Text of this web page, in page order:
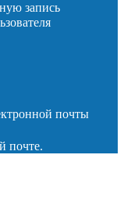
запись
почты
почте.